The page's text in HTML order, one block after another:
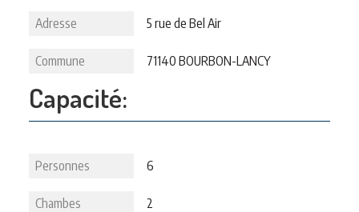
Adresse 5 rue de Bel Air
Commune 71140 BOURBON-LANCY
Capacité:
Personnes 6
Chambes 2